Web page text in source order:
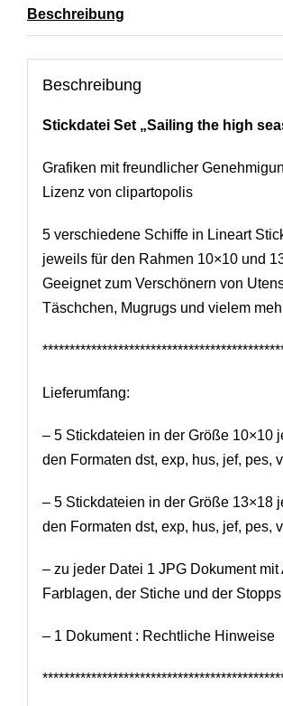
Beschreibung
Beschreibung
Stickdatei Set „Sailing the high
Grafiken mit freundlicher
Lizenz von clipartopolis
5 verschiedene Schiffe in Lineart
jeweils für den Rahmen 10×10 und
Geeignet zum Verschönern von
Täschchen, Mugrugs und vielem
Lieferumfang:
– 5 Stickdateien in der Größe 10×10
den Formaten dst, exp, hus, jef, pes,
– 5 Stickdateien in der Größe 13×18
den Formaten dst, exp, hus, jef, pes,
– zu jeder Datei 1 JPG Dokument mit
Farblagen, der Stiche und der Stopps
– 1 Dokument : Rechtliche Hinweise